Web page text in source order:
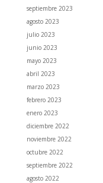
septiembre 2023
agosto 2023
julio 2023
junio 2023
mayo 2023
abril 2023
marzo 2023
febrero 2023
enero 2023
diciembre 2022
noviembre 2022
octubre 2022
septiembre 2022
agosto 2022